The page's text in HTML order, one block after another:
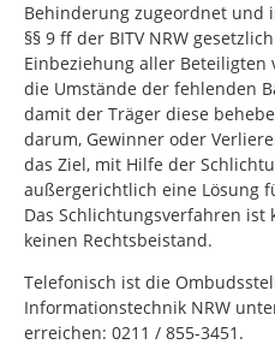
Behinderung zugeordnet und
§§ 9 ff der BITV NRW
Einbeziehung aller
die Umstände der fehlenden
damit der Träger diese
darum, Gewinner oder
das Ziel, mit Hilfe der
außergerichtlich eine Lösung
Das Schlichtungsverfahren ist
keinen Rechtsbeistand.
Telefonisch ist die
Informationstechnik NRW
erreichen: 0211 / 855-3451.